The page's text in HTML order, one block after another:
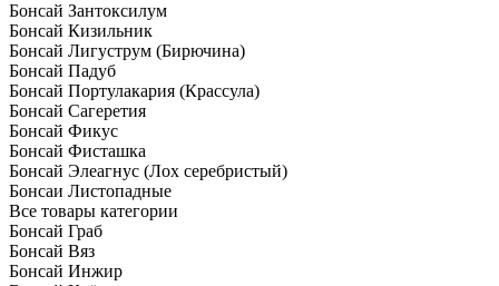
Бонсай Зантоксилум
Бонсай Кизильник
Бонсай Лигуструм (Бирючина)
Бонсай Падуб
Бонсай Портулакария (Крассула)
Бонсай Сагеретия
Бонсай Фикус
Бонсай Фисташка
Бонсай Элеагнус (Лох серебристый)
Бонсаи Листопадные
Все товары категории
Бонсай Граб
Бонсай Вяз
Бонсай Инжир